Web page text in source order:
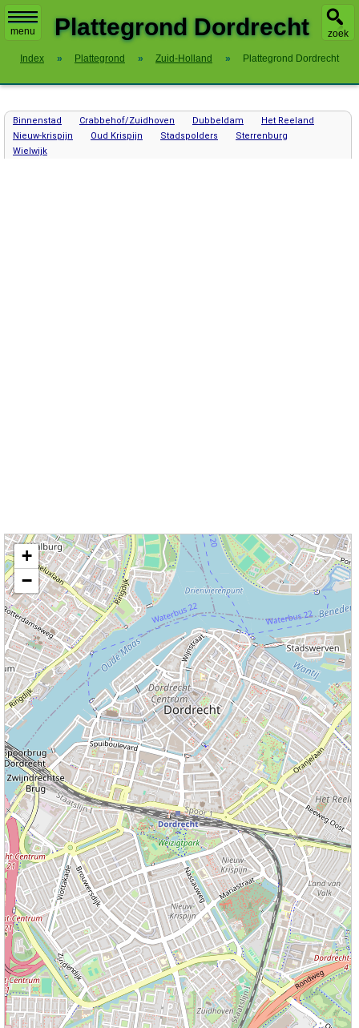
menu zoek
Plattegrond Dordrecht
Index » Plattegrond » Zuid-Holland » Plattegrond Dordrecht
Binnenstad Crabbehof/Zuidhoven Dubbeldam
Het Reeland
Nieuw-krispijn
Oud Krispijn Stadspolders
Sterrenburg
Wielwijk
Kaart / Plattegrond Dordrecht centrum
+
−